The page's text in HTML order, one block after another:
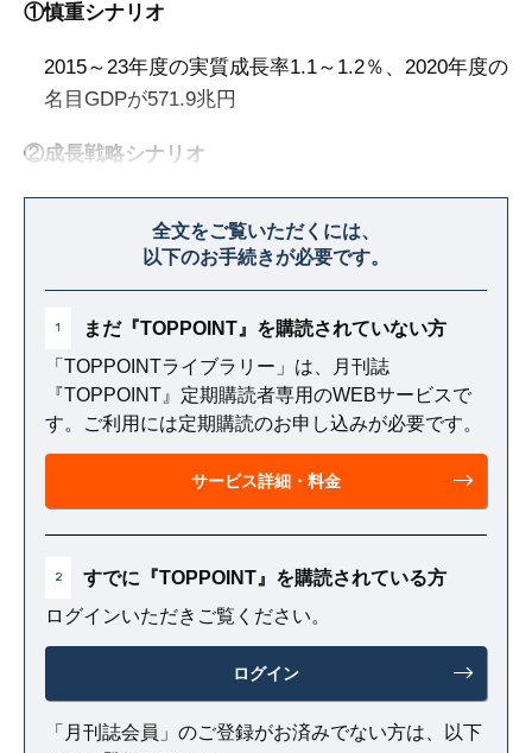
①慎重シナリオ
2015～23年度の実質成長率1.1～1.2％、2020年度の
名目GDPが571.9兆円
②成長戦略シナリオ
名目GDPが661.2兆円全文をご覧いただくには、
以下のお手続きが必要です。
1
まだ『TOPPOINT』を購読されていない方
「TOPPOINTライブラリー」は、月刊誌
『TOPPOINT』定期購読者専用のWEBサービスで
す。ご利用には定期購読のお申し込みが必要です。
サービス詳細・料金
2
すでに『TOPPOINT』を購読されている方
ログインいただきご覧ください。
ログイン
「月刊誌会員」のご登録がお済みでない方は、以下